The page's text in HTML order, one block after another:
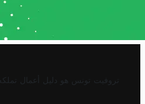
تروفيت تونس هو دليل أعمال